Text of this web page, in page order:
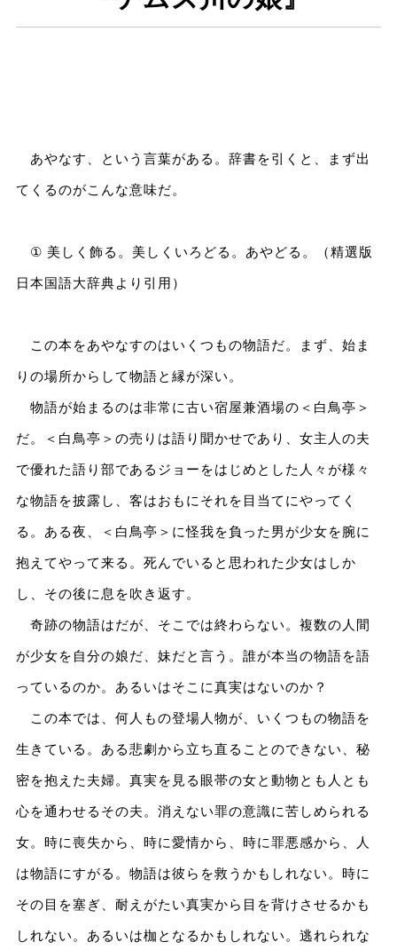
あやなす、という言葉がある。辞書を引くと、まず出
てくるのがこんな意味だ。
① 美しく飾る。美しくいろどる。あやどる。（精選版
日本国語大辞典より引用）
この本をあやなすのはいくつもの物語だ。まず、始ま
りの場所からして物語と縁が深い。
物語が始まるのは非常に古い宿屋兼酒場の＜白鳥亭＞
だ。＜白鳥亭＞の売りは語り聞かせであり、女主人の夫
で優れた語り部であるジョーをはじめとした人々が様々
な物語を披露し、客はおもにそれを目当てにやってく
る。ある夜、＜白鳥亭＞に怪我を負った男が少女を腕に
抱えてやって来る。死んでいると思われた少女はしか
し、その後に息を吹き返す。
奇跡の物語はだが、そこでは終わらない。複数の人間
が少女を自分の娘だ、妹だと言う。誰が本当の物語を語
っているのか。あるいはそこに真実はないのか？
この本では、何人もの登場人物が、いくつもの物語を
生きている。ある悲劇から立ち直ることのできない、秘
密を抱えた夫婦。真実を見る眼帯の女と動物とも人とも
心を通わせるその夫。消えない罪の意識に苦しめられる
女。時に喪失から、時に愛情から、時に罪悪感から、人
は物語にすがる。物語は彼らを救うかもしれない。時に
その目を塞ぎ、耐えがたい真実から目を背けさせるかも
しれない。あるいは枷となるかもしれない。逃れられな